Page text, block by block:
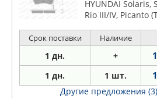
HYUNDAI Solaris,
Rio III/IV, Picanto
Срок поставки Наличие
1 дн. +
1 дн. 1 шт.
Другие предложения (3)